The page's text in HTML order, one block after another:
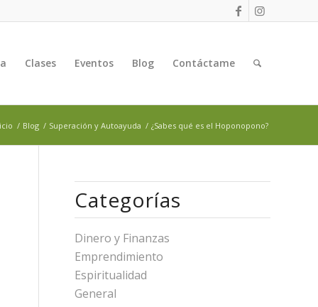
Clases Eventos Blog Contáctame
/ Blog / Superación y Autoayuda / ¿Sabes qué es el Hoponopono?
Categorías
Dinero y Finanzas
Emprendimiento
Espiritualidad
General